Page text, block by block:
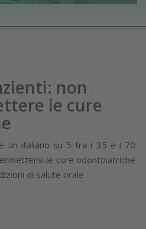
non
le cure
un italiano su 5 tra i 35 e i 70
le cure odontoiatriche
di salute orale